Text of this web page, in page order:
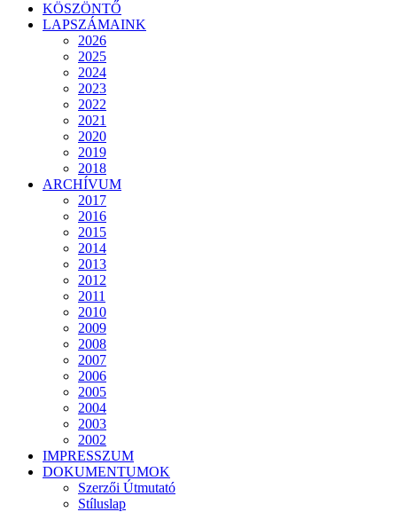
KÖSZÖNTŐ
LAPSZÁMAINK
2026
2025
2024
2023
2022
2021
2020
2019
2018
ARCHÍVUM
2017
2016
2015
2014
2013
2012
2011
2010
2009
2008
2007
2006
2005
2004
2003
2002
IMPRESSZUM
DOKUMENTUMOK
Szerzői Útmutató
Stíluslap